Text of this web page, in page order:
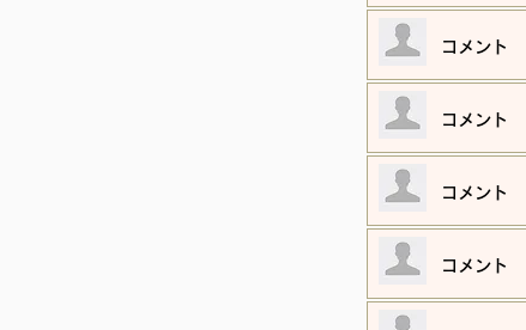
​コメント
​コメント
​コメント
​コメント